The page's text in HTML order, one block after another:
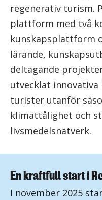
regenerativ turism.
plattform med två
kunskapsplattform
lärande,
deltagande
utvecklat
turister utanför
klimattålighet och
livsmedelsnätverk.
En kraftfull start i
I november 2025